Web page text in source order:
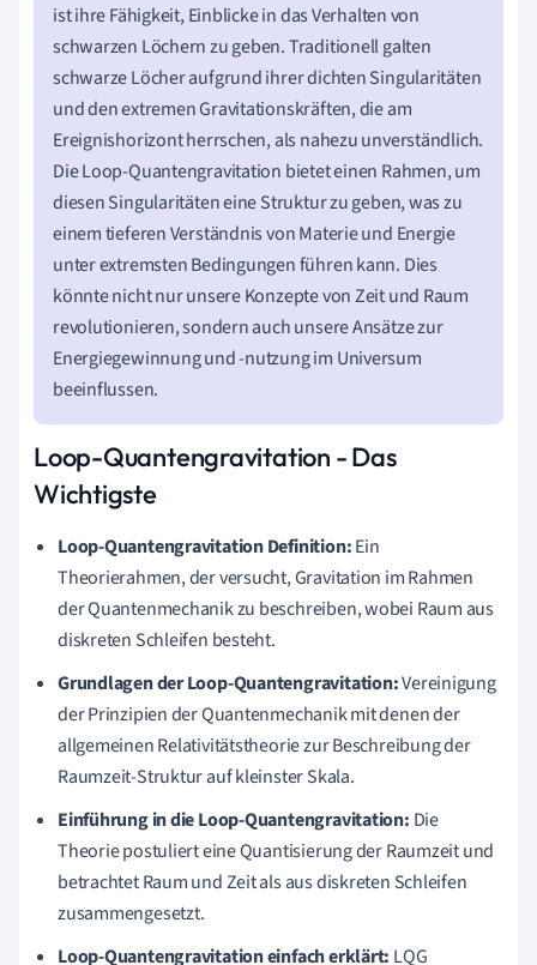
ist ihre Fähigkeit, Einblicke in das Verhalten von
schwarzen Löchern zu geben. Traditionell galten
schwarze Löcher aufgrund ihrer dichten Singularitäten
und den extremen Gravitationskräften, die am
Ereignishorizont herrschen, als nahezu unverständlich.
Die Loop-Quantengravitation bietet einen Rahmen, um
diesen Singularitäten eine Struktur zu geben, was zu
einem tieferen Verständnis von Materie und Energie
unter extremsten Bedingungen führen kann. Dies
könnte nicht nur unsere Konzepte von Zeit und Raum
revolutionieren, sondern auch unsere Ansätze zur
Energiegewinnung und -nutzung im Universum
beeinflussen.
Loop-Quantengravitation - Das
Wichtigste
Loop-Quantengravitation Definition:Ein
Theorierahmen, der versucht, Gravitation im Rahmen
der Quantenmechanik zu beschreiben, wobei Raum aus
diskreten Schleifen besteht.
Grundlagen der Loop-Quantengravitation:Vereinigung
der Prinzipien der Quantenmechanik mit denen der
allgemeinen Relativitätstheorie zur Beschreibung der
Raumzeit-Struktur auf kleinster Skala.
Einführung in die Loop-Quantengravitation: Die
Theorie postuliert eine Quantisierung der Raumzeit und
betrachtet Raum und Zeit als aus diskreten Schleifen
zusammengesetzt.
Loop-Quantengravitation einfach erklärt: LQG